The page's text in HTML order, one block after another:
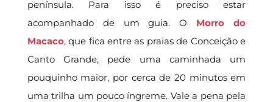
península. Para isso é preciso estar
acompanhado de um guia. O Morro do
Macaco, que fica entre as praias de Conceição e
Canto Grande, pede uma caminhada um
pouquinho maior, por cerca de 20 minutos em
uma trilha um pouco íngreme. Vale a pena pela